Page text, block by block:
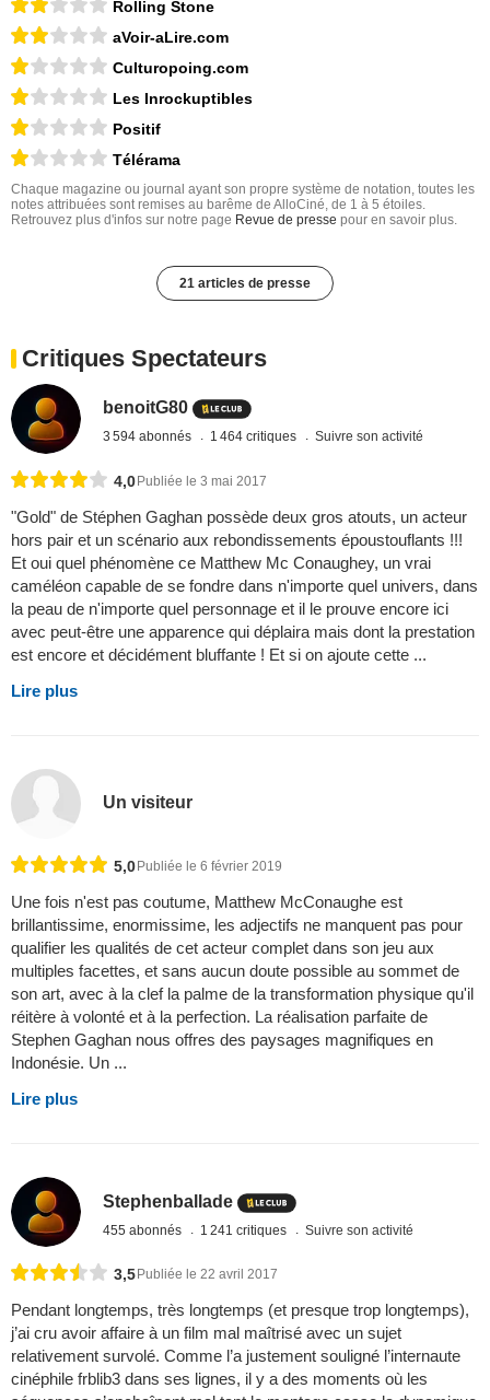
Rolling Stone
aVoir-aLire.com
Culturopoing.com
Les Inrockuptibles
Positif
Télérama
Chaque magazine ou journal ayant son propre système de notation, toutes les
notes attribuées sont remises au barême de AlloCiné, de 1 à 5 étoiles.
Retrouvez plus d'infos sur notre page Revue de presse pour en savoir plus.
21 articles de presse
Critiques Spectateurs
benoitG80
3 594 abonnés 1 464 critiques Suivre son activité
4,0 Publiée le 3 mai 2017
"Gold" de Stéphen Gaghan possède deux gros atouts, un acteur
hors pair et un scénario aux rebondissements époustouflants !!!
Et oui quel phénomène ce Matthew Mc Conaughey, un vrai
caméléon capable de se fondre dans n'importe quel univers, dans
la peau de n'importe quel personnage et il le prouve encore ici
avec peut-être une apparence qui déplaira mais dont la prestation
est encore et décidément bluffante ! Et si on ajoute cette ...
Lire plus
Un visiteur
5,0 Publiée le 6 février 2019
Une fois n'est pas coutume, Matthew McConaughe est
brillantissime, enormissime, les adjectifs ne manquent pas pour
qualifier les qualités de cet acteur complet dans son jeu aux
multiples facettes, et sans aucun doute possible au sommet de
son art, avec à la clef la palme de la transformation physique qu'il
réitère à volonté et à la perfection. La réalisation parfaite de
Stephen Gaghan nous offres des paysages magnifiques en
Indonésie. Un ...
Lire plus
Stephenballade
455 abonnés 1 241 critiques Suivre son activité
3,5 Publiée le 22 avril 2017
Pendant longtemps, très longtemps (et presque trop longtemps),
j’ai cru avoir affaire à un film mal maîtrisé avec un sujet
relativement survolé. Comme l’a justement souligné l’internaute
cinéphile frblib3 dans ses lignes, il y a des moments où les